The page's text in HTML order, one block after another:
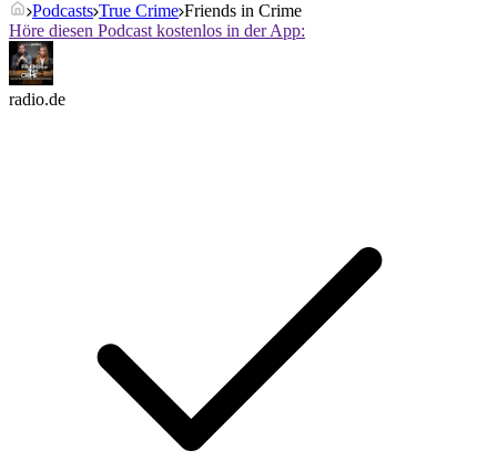
Podcasts True Crime Friends in Crime
Höre diesen Podcast kostenlos in der App:
radio.de